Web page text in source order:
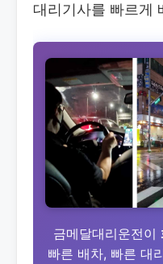
대리기사를 빠르게
금메달대리운전이
빠른 배차, 빠른 대